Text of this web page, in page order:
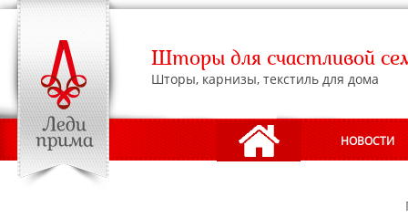
Шторы для счастливой
Шторы, карнизы, текстиль для дома
НОВОСТИ